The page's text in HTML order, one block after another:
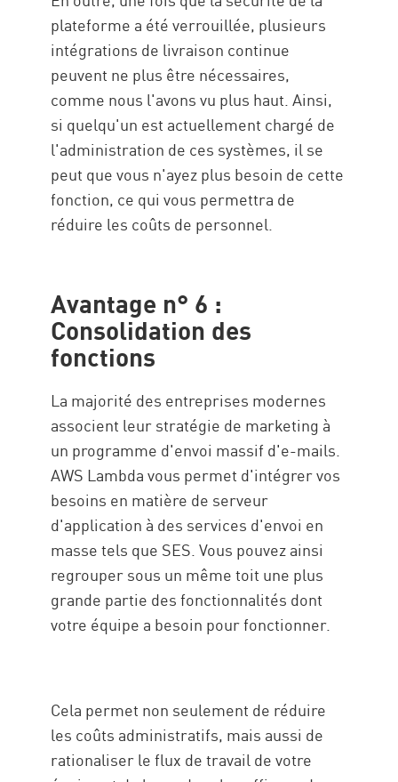
plateforme a été verrouillée, plusieurs
intégrations de livraison continue
peuvent ne plus être nécessaires,
comme nous l'avons vu plus haut. Ainsi,
si quelqu'un est actuellement chargé de
l'administration de ces systèmes, il se
peut que vous n'ayez plus besoin de cette
fonction, ce qui vous permettra de
réduire les coûts de personnel.
Avantage n° 6 :
Consolidation des
fonctions
La majorité des entreprises modernes
associent leur stratégie de marketing à
un programme d'envoi massif d'e-mails.
AWS Lambda vous permet d'intégrer vos
besoins en matière de serveur
d'application à des services d'envoi en
masse tels que SES. Vous pouvez ainsi
regrouper sous un même toit une plus
grande partie des fonctionnalités dont
votre équipe a besoin pour fonctionner.
Cela permet non seulement de réduire
les coûts administratifs, mais aussi de
rationaliser le flux de travail de votre